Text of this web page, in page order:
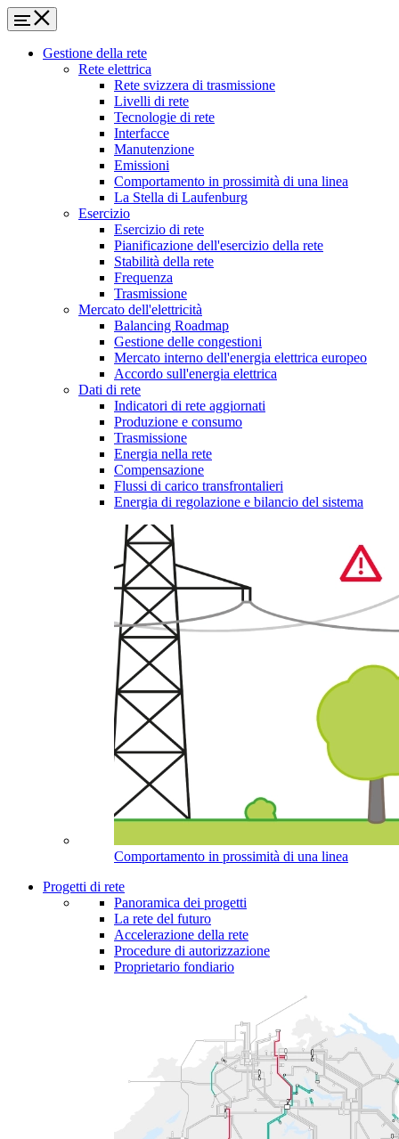
Gestione della rete
Rete elettrica
Rete svizzera di trasmissione
Livelli di rete
Tecnologie di rete
Interfacce
Manutenzione
Emissioni
Comportamento in prossimità di una linea
La Stella di Laufenburg
Esercizio
Esercizio di rete
Pianificazione dell'esercizio della rete
Stabilità della rete
Frequenza
Trasmissione
Mercato dell'elettricità
Balancing Roadmap
Gestione delle congestioni
Mercato interno dell'energia elettrica europeo
Accordo sull'energia elettrica
Dati di rete
Indicatori di rete aggiornati
Produzione e consumo
Trasmissione
Energia nella rete
Compensazione
Flussi di carico transfrontalieri
Energia di regolazione e bilancio del sistema
Comportamento in prossimità di una linea
Progetti di rete
Panoramica dei progetti
La rete del futuro
Accelerazione della rete
Procedure di autorizzazione
Proprietario fondiario